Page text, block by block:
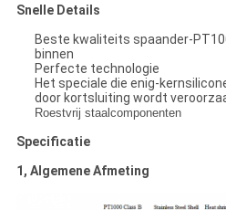
Snelle Details
Beste kwaliteits spaander-
binnen
Perfecte technologie
Het speciale die enig-
door kortsluiting wordt
Roestvrij staalcomponenten
Specificatie
1, Algemene Afmeting